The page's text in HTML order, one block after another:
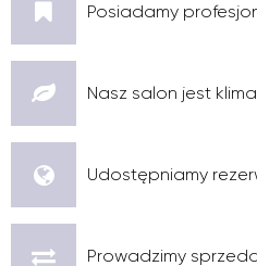
Posiadamy
Nasz salon jest
Udostępniamy
Prowadzimy